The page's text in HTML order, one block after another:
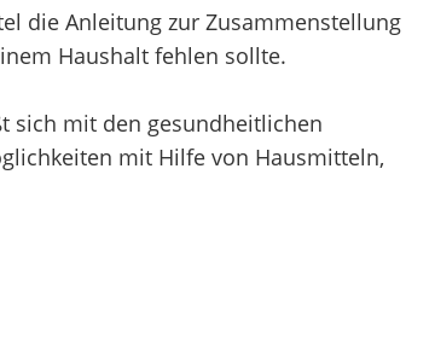
die Anleitung zur Zusammenstellung
Haushalt fehlen sollte.
sich mit den gesundheitlichen
mit Hilfe von Hausmitteln,